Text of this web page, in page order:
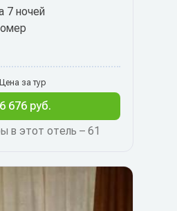
7 ночей
в этот отель – 61
Цена за тур
676 руб.